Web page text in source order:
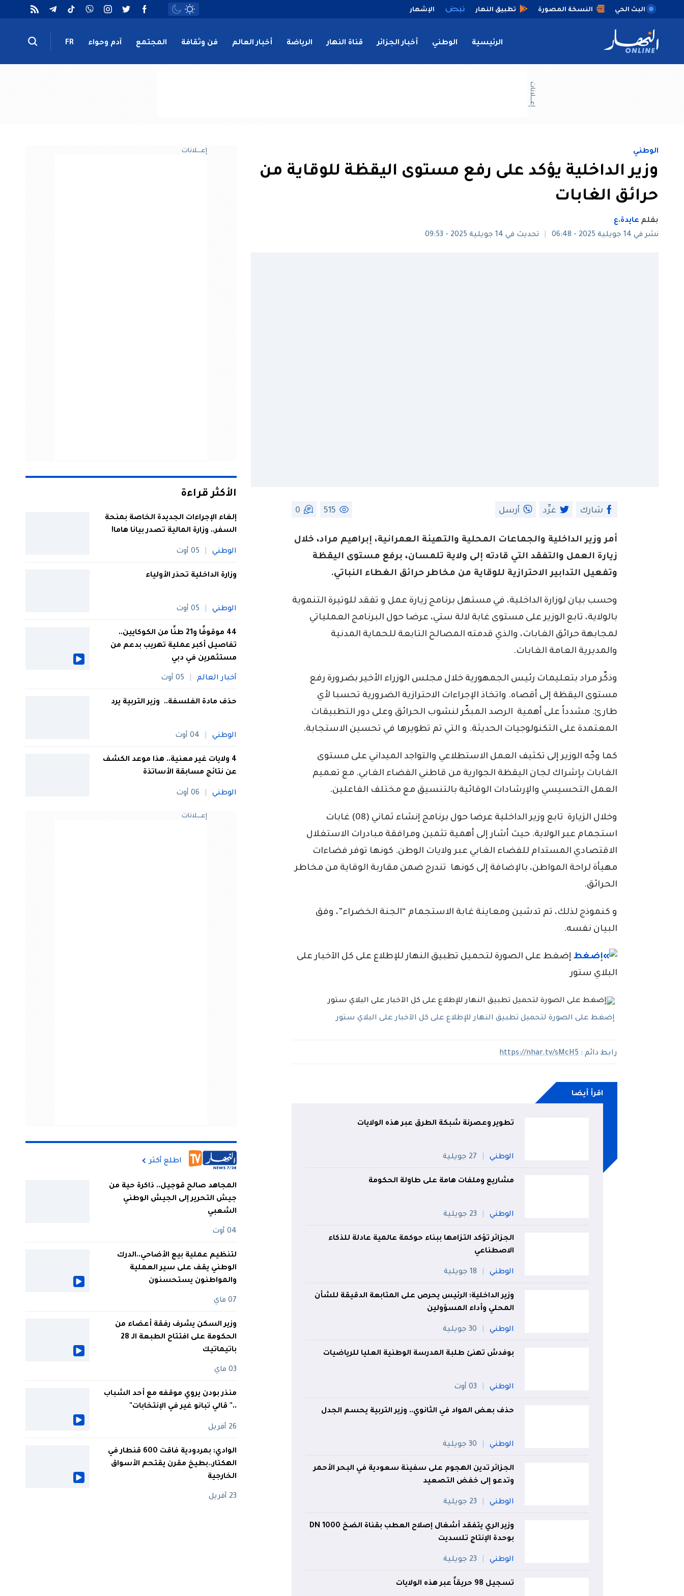
البث الحي النسخة المصورة تطبيق النهار الإشهار
الرئيسية الوطني أخبار الجزائر قناة النهار الرياضة أخبار العالم فن وثقافة المجتمع آدم وحواء FR
إعــــلانات
الوطني
وزير الداخلية يؤكد على رفع مستوى اليقظة للوقاية من
حرائق الغابات
بقلم عايدة.ع
نشر في 14 جويلية 2025 - 06:48
تحديث في 14 جويلية 2025 - 09:53
شارك غرِّد أرسل 515
0
أمر وزير الداخلية والجماعات المحلية والتهيئة العمرانية، إبراهيم مراد، خلال
زيارة العمل والتفقد التي قادته إلى ولاية تلمسان، برفع مستوى اليقظة
وتفعيل التدابير الاحترازية للوقاية من مخاطر حرائق الغطاء النباتي.
وحسب بيان لوزارة الداخلية، في مستهل برنامج زيارة عمل و تفقد للوتيرة التنموية
بالولاية، تابع الوزير على مستوى غابة لالة ستي، عرضا حول البرنامج العملياتي
لمجابهة حرائق الغابات، والذي قدمته المصالح التابعة للحماية المدنية
والمديرية العامة الغابات.
وذكّر مراد بتعليمات رئيس الجمهورية خلال مجلس الوزراء الأخير بضرورة رفع
مستوى اليقظة إلى أقصاه. واتخاذ الإجراءات الاحترازية الضرورية تحسبا لأي
طارئ. مشدداً على أهمية الرصد المبكّر لنشوب الحرائق وعلى دور التطبيقات
المعتمدة على التكنولوجيات الحديثة. و التي تم تطويرها في تحسين الاستجابة.
كما وجّه الوزير إلى تكثيف العمل الاستطلاعي والتواجد الميداني على مستوى
الغابات بإشراك لجان اليقظة الجوارية من قاطني الفضاء الغابي. مع تعميم
العمل التحسيسي والإرشادات الوقائية بالتنسيق مع مختلف الفاعلين.
وخلال الزيارة تابع وزير الداخلية عرضا حول برنامج إنشاء ثماني (08) غابات
استجمام عبر الولاية. حيث أشار إلى أهمية تثمين ومرافقة مبادرات الاستغلال
الاقتصادي المستدام للفضاء الغابي عبر ولايات الوطن. كونها توفر فضاءات
مهيأة لراحة المواطن، بالإضافة إلى كونها تندرج ضمن مقاربة الوقاية من مخاطر
الحرائق.
و كنموذج لذلك، تم تدشين ومعاينة غابة الاستجمام “الجنة الخضراء”، وفق
البيان نفسه.
إضغط على الصورة لتحميل تطبيق النهار للإطلاع على كل الآخبار على
البلاي ستور
إضغط على الصورة لتحميل تطبيق النهار للإطلاع على كل الآخبار على البلاي ستور
رابط دائم :https://nhar.tv/sMcH5
اقرأ أيضا
تطوير وعصرنة شبكة الطرق عبر هذه الولايات
الوطني 27 جويلية
مشاريع وملفات هامة على طاولة الحكومة
الوطني 23 جويلية
الجزائر تؤكد التزامها ببناء حوكمة عالمية عادلة للذكاء
الاصطناعي
الوطني 18 جويلية
وزير الداخلية: الرئيس يحرص على المتابعة الدقيقة للشأن
المحلي وأداء المسؤولين
الوطني 30 جويلية
بوفدش تهنئ طلبة المدرسة الوطنية العليا للرياضيات
الوطني 03 أوت
حذف بعض المواد في الثانوي.. وزير التربية يحسم الجدل
الوطني 30 جويلية
الجزائر تدين الهجوم على سفينة سعودية في البحر الأحمر
وتدعو إلى خفض التصعيد
الوطني 23 جويلية
وزير الري يتفقد أشغال إصلاح العطب بقناة الضخ DN 1000
بوحدة الإنتاج تلسديت
الوطني 23 جويلية
تسجيل 98 حريقاً عبر هذه الولايات
إعــــلانات
الأكثر قراءة
إلغاء الإجراءات الجديدة الخاصة بمنحة
السفر.. وزارة المالية تصدر بيانا هاما!
الوطني 05 أوت
وزارة الداخلية تحذر الأولياء
الوطني 05 أوت
44 موقوفًا و21 طنًا من الكوكايين..
تفاصيل أكبر عملية تهريب بدعم من
مستثمرين في دبي
أخبار العالم 05 أوت
حذف مادة الفلسفة.. وزير التربية يرد
الوطني 04 أوت
4 ولايات غير معنية.. هذا موعد الكشف
عن نتائج مسابقة الأساتذة
الوطني 06 أوت
إعــــلانات
اطلع أكثر
المجاهد صالح قوجيل.. ذاكرة حية من
جيش التحرير إلى الجيش الوطني
الشعبي
04 أوت
لتنظيم عملية بيع الأضاحي..الدرك
الوطني يقف على سير العملية
والمواطنون يستحسنون
07 ماي
وزير السكن يشرف رفقة أعضاء من
الحكومة على افتتاح الطبعة الـ 28
باتيماتيك
03 ماي
منذر بودن يروي موقفه مع أحد الشباب
.." قالي تبانو غير في الإنتخابات"
26 أفريل
الوادي: بمردودية فاقت 600 قنطار في
الهكتار..بطيخ مقرن يقتحم الأسواق
الخارجية
23 أفريل